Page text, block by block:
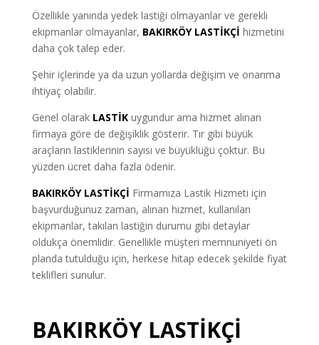
Özellikle yanında yedek lastiği olmayanlar ve gerekli
ekipmanlar olmayanlar, BAKIRKÖY LASTİKÇİ hizmetini
daha çok talep eder.
Şehir içlerinde ya da uzun yollarda değişim ve onarıma
ihtiyaç olabilir.
Genel olarak LASTİK uygundur ama hizmet alınan
firmaya göre de değişiklik gösterir. Tır gibi büyük
araçların lastiklerinin sayısı ve büyüklüğü çoktur. Bu
yüzden ücret daha fazla ödenir.
BAKIRKÖY LASTİKÇİ Firmamıza Lastik Hizmeti için
başvurduğunuz zaman, alınan hizmet, kullanılan
ekipmanlar, takılan lastiğin durumu gibi detaylar
oldukça önemlidir. Genellikle müşteri memnuniyeti ön
planda tutulduğu için, herkese hitap edecek şekilde fiyat
teklifleri sunulur.
BAKIRKÖY LASTİKÇİ